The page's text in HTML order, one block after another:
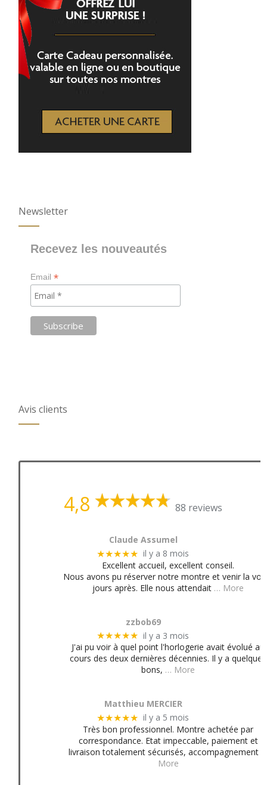
Newsletter
Recevez les nouveautés
Email*
Avis clients
4,8 88 reviews
Claude Assumel
★★★★★ il y a 8 mois
Excellent accueil, excellent conseil.
Nous avons pu réserver notre montre et venir la
jours après. Elle nous attendait … More
zzbob69
★★★★★ il y a 3 mois
J'ai pu voir à quel point l'horlogerie avait évolué au
cours des deux dernières décennies. Il y a quelques
bons, … More
Matthieu MERCIER
★★★★★ il y a 5 mois
Très bon professionnel. Montre achetée par
correspondance. Etat impeccable, paiement et
livraison totalement sécurisés, accompagnement
More